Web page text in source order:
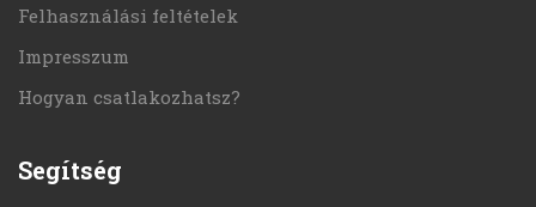
Felhasználási feltételek
Impresszum
Hogyan csatlakozhatsz?
Segítség